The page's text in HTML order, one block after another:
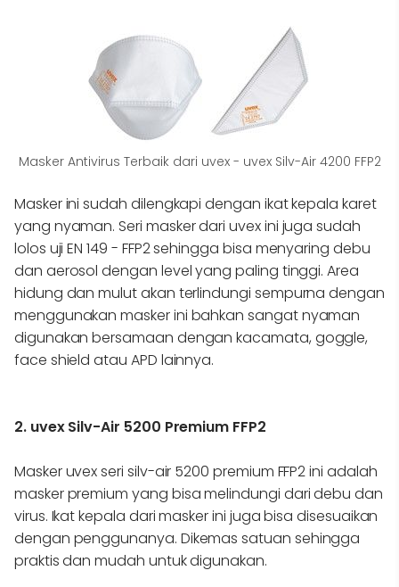
Masker Antivirus Terbaik dari uvex - uvex Silv-Air 4200 FFP2
Masker ini sudah dilengkapi dengan ikat kepala karet
yang nyaman. Seri masker dari uvex ini juga sudah
lolos uji EN 149 - FFP2 sehingga bisa menyaring debu
dan aerosol dengan level yang paling tinggi. Area
hidung dan mulut akan terlindungi sempurna dengan
menggunakan masker ini bahkan sangat nyaman
digunakan bersamaan dengan kacamata, goggle,
face shield atau APD lainnya.
2. uvex Silv-Air 5200 Premium FFP2
Masker uvex seri silv-air 5200 premium FFP2 ini adalah
masker premium yang bisa melindungi dari debu dan
virus. Ikat kepala dari masker ini juga bisa disesuaikan
dengan penggunanya. Dikemas satuan sehingga
praktis dan mudah untuk digunakan.